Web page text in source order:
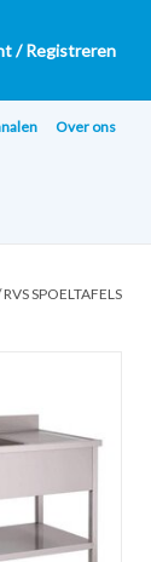
/ Registreren
Over ons
RVS SPOELTAFELS